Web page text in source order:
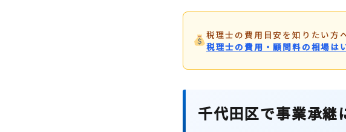
税理士の費用目安を知りたい方
税理士の費用・顧問料の相場
千代田区で事業承継